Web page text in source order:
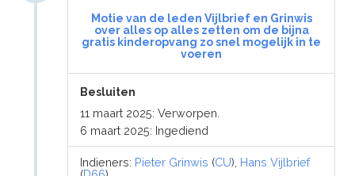
Motie van de leden Vijlbrief en Grinwis
over alles op alles zetten om de bijna
gratis kinderopvang zo snel mogelijk in te
voeren
Besluiten
11 maart 2025: Verworpen.
6 maart 2025: Ingediend
Indieners: Pieter Grinwis (CU), Hans Vijlbrief